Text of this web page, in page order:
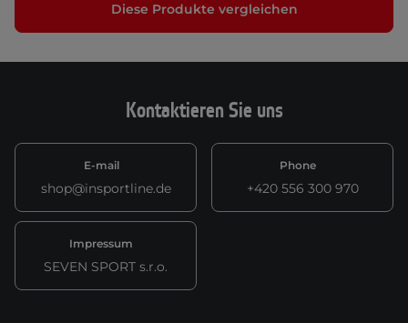
Diese Produkte vergleichen
Kontaktieren Sie uns
E-mail
shop@insportline.de
Phone
+420 556 300 970
Impressum
SEVEN SPORT s.r.o.